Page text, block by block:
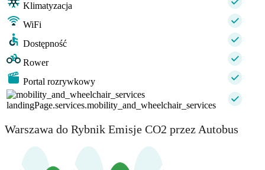
Klimatyzacja
WiFi
Dostępność
Rower
Portal rozrywkowy
landingPage.services.mobility_and_wheelchair_services
Warszawa do Rybnik Emisje CO2 przez Autobus